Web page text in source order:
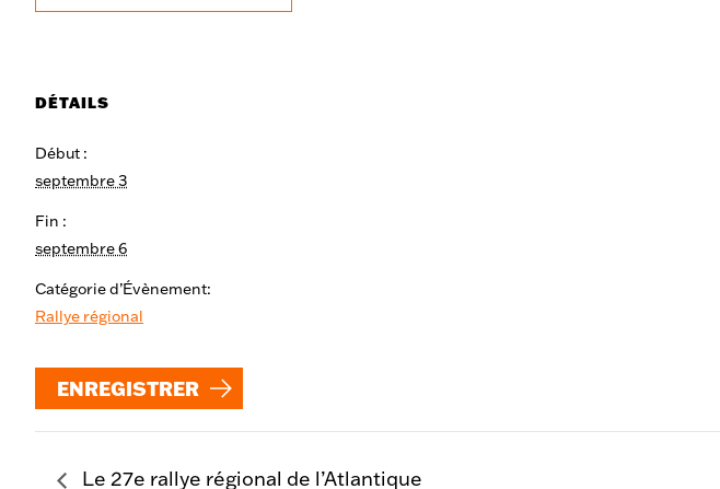
DÉTAILS
Début :
septembre 3
Fin :
septembre 6
Catégorie d’Évènement:
Rallye régional
ENREGISTRER
Le 27e rallye régional de l’Atlantique